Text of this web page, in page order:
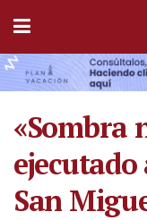
«Sombra
San